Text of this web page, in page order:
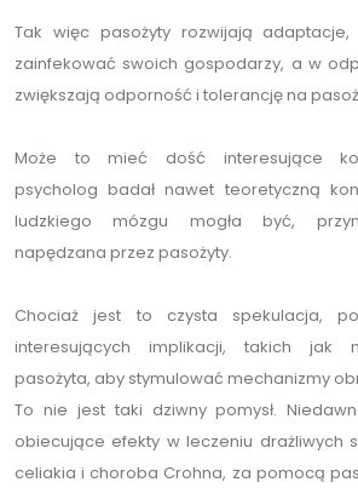
Tak więc pasożyty rozwijają
zainfekować swoich gospodarzy, a w
zwiększają odporność i tolerancję na
Może to mieć dość interesujące
psycholog badał nawet teoretyczną
ludzkiego mózgu mogła być,
napędzana przez pasożyty.
Chociaż jest to czysta spekulacja,
interesujących implikacji, takich jak
pasożyta, aby stymulować mechanizmy
To nie jest taki dziwny pomysł.
obiecujące efekty w leczeniu drażliwych
celiakia i choroba Crohna, za pomocą